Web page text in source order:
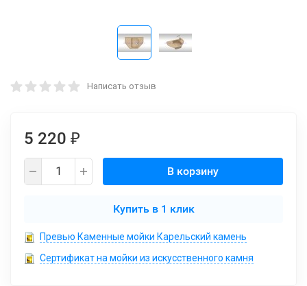
Написать отзыв
5 220 ₽
В корзину
Купить в 1 клик
Превью Каменные мойки Карельский камень
Сертификат на мойки из искусственного камня